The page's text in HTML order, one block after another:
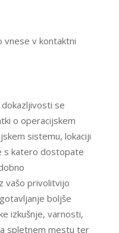
vnese v kontaktni
se
o operacijskem
sistemu, lokaciji
s katero dostopate
vašo privolitvijo
boljše
izkušnje, varnosti,
spletnem mestu ter